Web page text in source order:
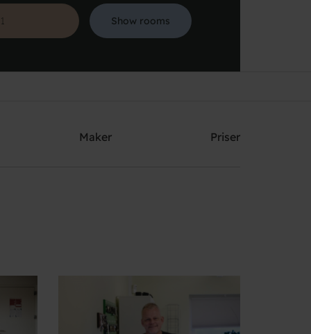
Show rooms
Maker Priser